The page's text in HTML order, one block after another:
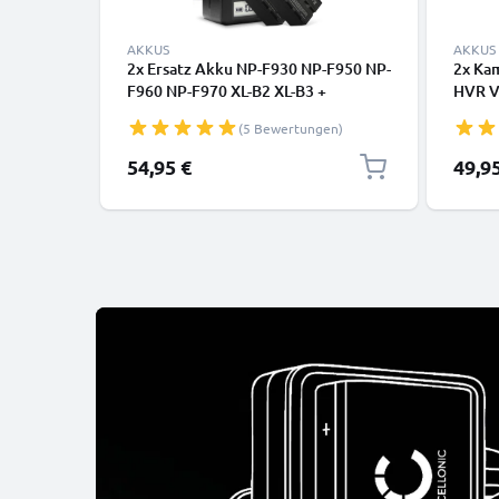
AKKUS
2x Ersatz Akku NP-F930 NP-F950 NP-
F960 NP-F970 XL-B2 XL-B3 +
NX100, Z Cam E2, HXR-MC2500,
NEX-FS700RH, NP-F330, NEX-
FS700RH Kamera - 4400mAh
(5 Bewertungen)
54,95 €
AKKUS
2x
HVR
NP-